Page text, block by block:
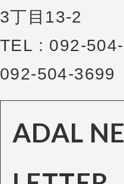
3丁目13-2
TEL : 092-
092-504-3699
ADAL